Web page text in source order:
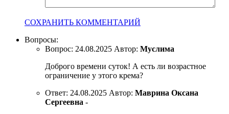
СОХРАНИТЬ КОММЕНТАРИЙ
Вопросы:
Вопрос: 24.08.2025 Автор: Муслима
Доброго времени суток! А есть ли возрастное
ограничение у этого крема?
Ответ: 24.08.2025 Автор: Маврина Оксана
Сергеевна -